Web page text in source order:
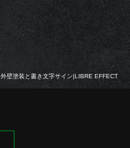
外壁塗装と書き文字サイン|LIBRE EFFECT